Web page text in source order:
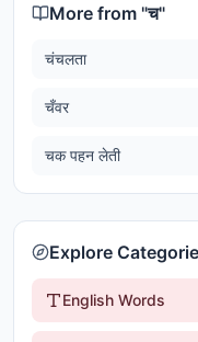
More from "च"
चंचलता
चँवर
चक पहन लेती
Explore
English Words